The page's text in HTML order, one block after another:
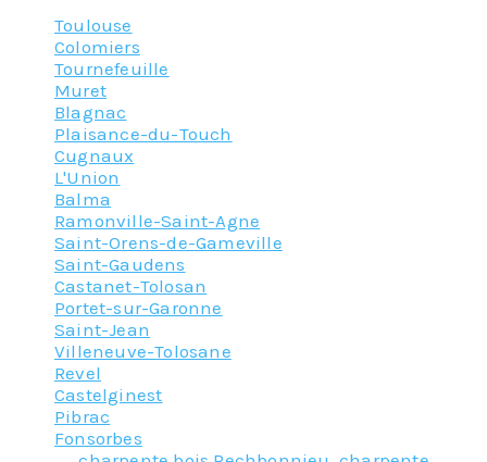
Toulouse
Colomiers
Tournefeuille
Muret
Blagnac
Plaisance-du-Touch
Cugnaux
L'Union
Balma
Ramonville-Saint-Agne
Saint-Orens-de-Gameville
Saint-Gaudens
Castanet-Tolosan
Portet-sur-Garonne
Saint-Jean
Villeneuve-Tolosane
Revel
Castelginest
Pibrac
Fonsorbes